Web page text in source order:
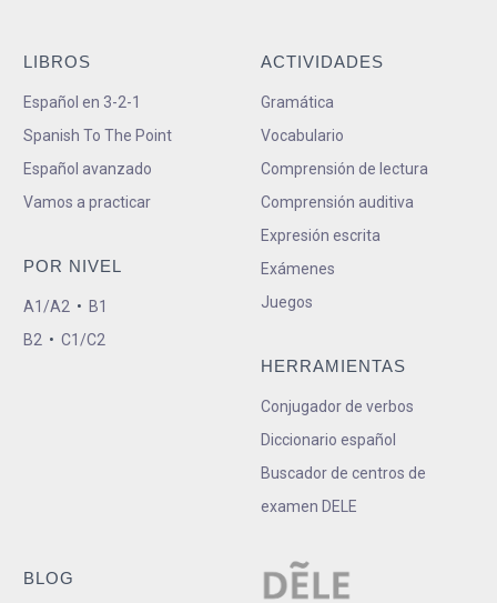
LIBROS
Español en 3-2-1
Spanish To The Point
Español avanzado
Vamos a practicar
POR NIVEL
A1/A2 • B1
B2 • C1/C2
ACTIVIDADES
Gramática
Vocabulario
Comprensión de lectura
Comprensión auditiva
Expresión escrita
Exámenes
Juegos
HERRAMIENTAS
Conjugador de verbos
Diccionario español
Buscador de centros de
examen DELE
BLOG